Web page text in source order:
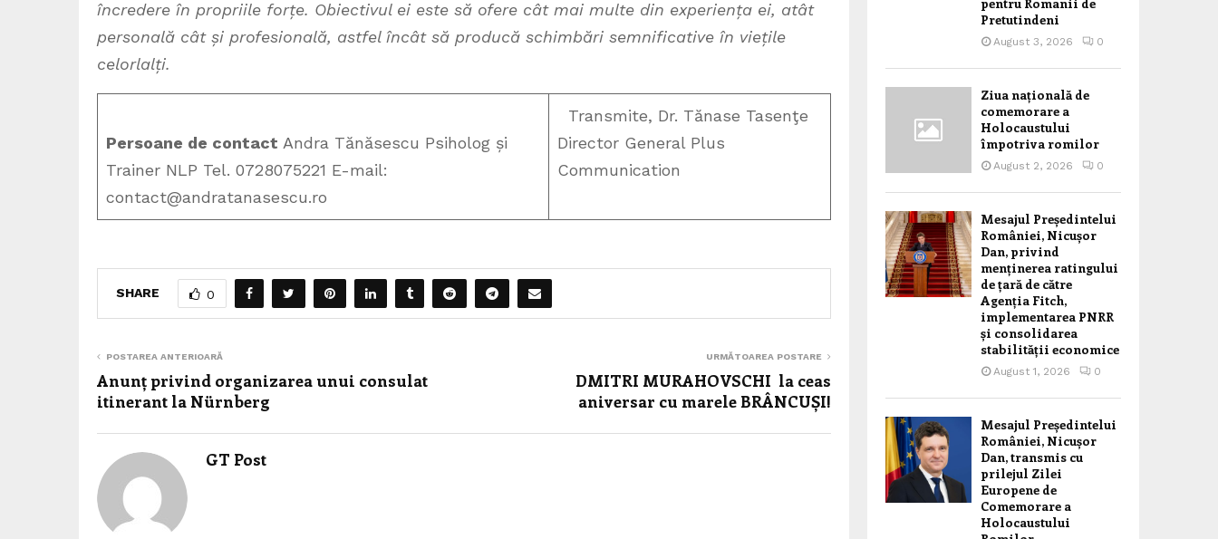
încredere în propriile forțe. Obiectivul ei este să ofere cât mai multe din experiența ei, atât
personală cât și profesională, astfel încât să producă schimbări semnificative în viețile
celorlalți.
Persoane de contact Andra Tănăsescu Psiholog și
Trainer NLP Tel. 0728075221 E-mail:
contact@andratanasescu.ro
Transmite, Dr. Tănase Tasenţe
Director General Plus
Communication
SHARE 0
POSTAREA ANTERIOARĂ
Anunț privind organizarea unui consulat
itinerant la Nürnberg
URMĂTOAREA POSTARE
DMITRI MURAHOVSCHI la ceas
aniversar cu marele BRÂNCUȘI!
GT Post
Pretutindeni
August 3, 2026 0
Ziua națională de
comemorare a
Holocaustului
împotriva romilor
August 2, 2026 0
Mesajul Președintelui
României, Nicușor
Dan, privind
menținerea ratingului
de țară de către
Agenția Fitch,
implementarea PNRR
și consolidarea
stabilității economice
August 1, 2026 0
Mesajul Președintelui
României, Nicușor
Dan, transmis cu
prilejul Zilei
Europene de
Comemorare a
Holocaustului